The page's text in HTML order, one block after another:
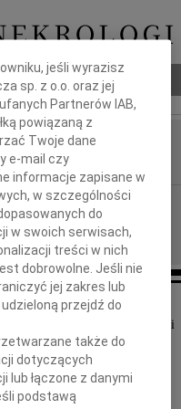
zawiadamiamy o śmierci
Dziemidok
jeśli wyrazisz
sp. z o.o. oraz jej
Partnerów IAB,
powiązaną z
Twoje dane
e-mail czy
informacje zapisane w
w szczególności
do
w swoich serwisach,
treści w nich
dobrowolne. Jeśli nie
jej zakres lub
przejdź do
także do
dotyczących
lub łączone z danymi
podstawą